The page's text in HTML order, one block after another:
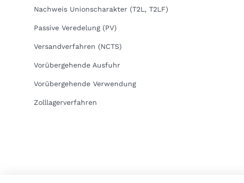
Nachweis Unionscharakter (T2L, T2LF)
Passive Veredelung (PV)
Versandverfahren (NCTS)
Vorübergehende Ausfuhr
Vorübergehende Verwendung
Zolllagerverfahren